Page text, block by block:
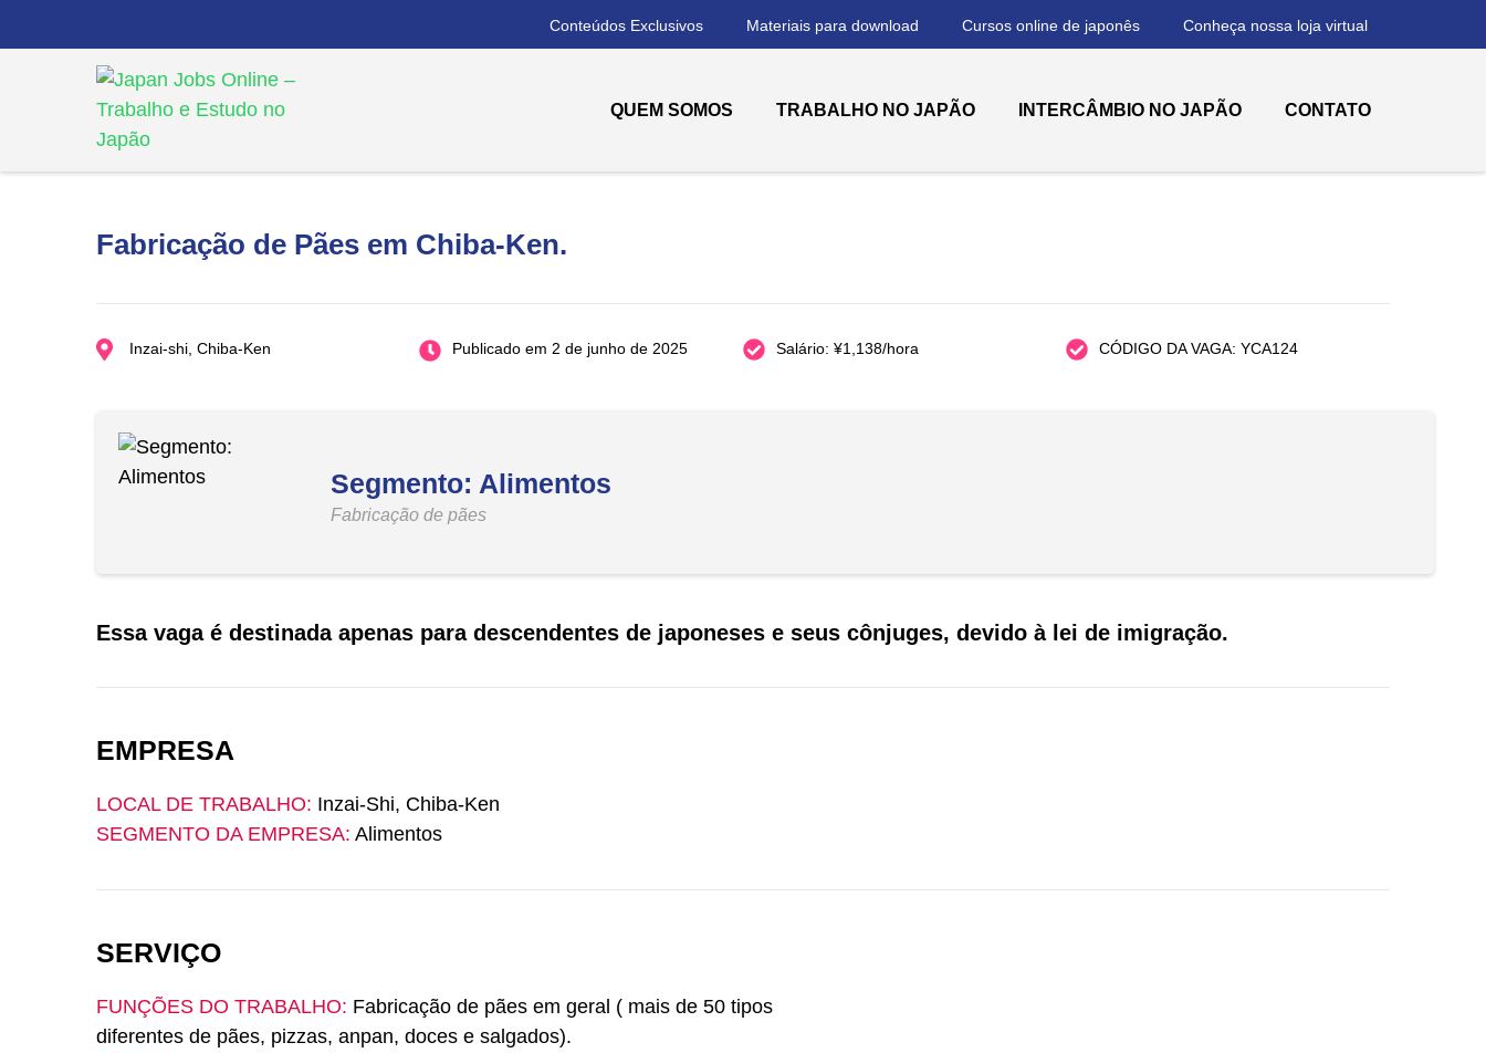
to
Conteúdos Exclusivos Materiais para download Cursos online de japonês Conheça nossa loja virtual
Japan Jobs Online – Trabalho e Estudo no Japão
Seu sonho de ir para o Japão está a um passo de se tornar realidade!
QUEM SOMOS TRABALHO NO JAPÃO INTERCÂMBIO NO JAPÃO CONTATO
Fabricação de Pães em Chiba-Ken.
Inzai-shi, Chiba-Ken Publicado em 2 de junho de 2025 Salário: ¥1,138/hora CÓDIGO DA VAGA: YCA124
Segmento: Alimentos
Fabricação de pães
Essa vaga é destinada apenas para descendentes de japoneses e seus cônjuges, devido à lei de imigração.
EMPRESA
LOCAL DE TRABALHO: Inzai-Shi, Chiba-Ken
SEGMENTO DA EMPRESA: Alimentos
SERVIÇO
FUNÇÕES DO TRABALHO: Fabricação de pães em geral ( mais de 50 tipos
diferentes de pães, pizzas, anpan, doces e salgados).